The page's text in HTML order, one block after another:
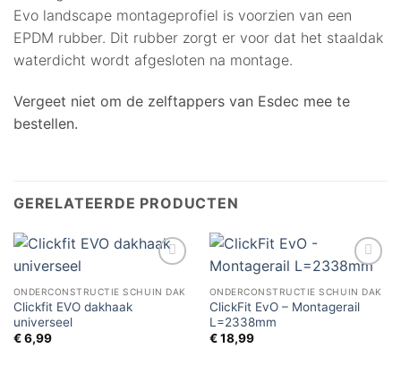
Evo landscape montageprofiel is voorzien van een
EPDM rubber. Dit rubber zorgt er voor dat het staaldak
waterdicht wordt afgesloten na montage.
Vergeet niet om de zelftappers van Esdec mee te
bestellen.
GERELATEERDE PRODUCTEN
aan
verlanglijst
ONDERCONSTRUCTIE SCHUIN DAK
Clickfit EVO dakhaak
universeel
€6,99
aan
verlanglijst
ONDERCONSTRUCTIE SCHUIN DAK
ClickFit EvO – Montagerail
L=2338mm
€18,99